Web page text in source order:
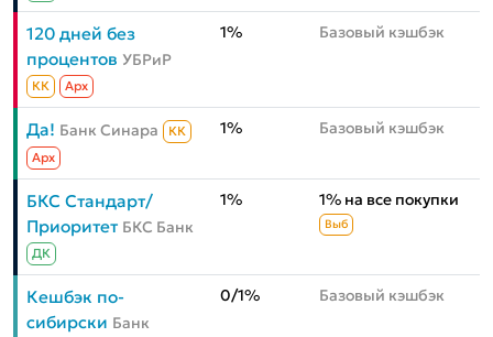
120 дней без
процентов УБРиР
КК Aрх
1% Базовый кэшбэк
Да! Банк Синара
КК
Aрх
1% Базовый кэшбэк
БКС Стандарт/
Приоритет БКС Банк
ДК
1% 1% на все покупки
Выб
Кешбэк по-
сибирски Банк
0/1% Базовый кэшбэк